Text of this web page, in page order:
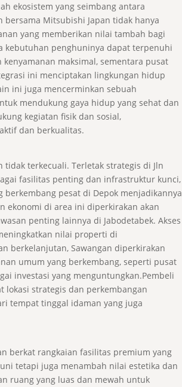
ekosistem yang seimbang antara
bersama Mitsubishi Japan tidak hanya
yang memberikan nilai tambah bagi
kebutuhan penghuninya dapat terpenuhi
maksimal, sementara pusat
ini menciptakan lingkungan hidup
ini juga mencerminkan sebuah
mendukung gaya hidup yang sehat dan
kegiatan fisik dan sosial,
dan berkualitas.
terkecuali. Terletak strategis di Jln
fasilitas penting dan infrastruktur kunci,
pesat di Depok menjadikannya
ekonomi di area ini diperkirakan akan
penting lainnya di Jabodetabek. Akses
nilai properti di
berkelanjutan, Sawangan diperkirakan
umum yang berkembang, seperti pusat
investasi yang menguntungkan.Pembeli
lokasi strategis dan perkembangan
tempat tinggal idaman yang juga
berkat rangkaian fasilitas premium yang
tetapi juga menambah nilai estetika dan
ruang yang luas dan mewah untuk